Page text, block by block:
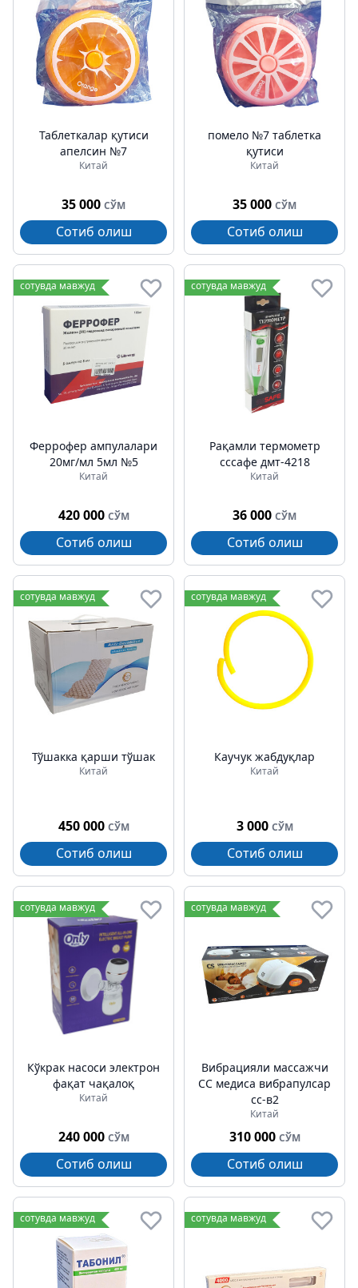
Таблеткалар қутиси
апелсин №7
Китай
35 000 СЎМ
Сотиб олиш
помело №7 таблетка
қутиси
Китай
35 000 СЎМ
Сотиб олиш
сотувда мавжуд
Феррофер ампулалари
20мг/мл 5мл №5
Китай
420 000 СЎМ
Сотиб олиш
сотувда мавжуд
Рақамли термометр
сссафе дмт-4218
Китай
36 000 СЎМ
Сотиб олиш
сотувда мавжуд
Тўшакка қарши тўшак
Китай
450 000 СЎМ
Сотиб олиш
сотувда мавжуд
Каучук жабдуқлар
Китай
3 000 СЎМ
Сотиб олиш
сотувда мавжуд
Кўкрак насоси электрон
фақат чақалоқ
Китай
240 000 СЎМ
Сотиб олиш
сотувда мавжуд
Вибрацияли массажчи
CС медиcа вибрапулсар
cс-в2
Китай
310 000 СЎМ
Сотиб олиш
сотувда мавжуд сотувда мавжуд